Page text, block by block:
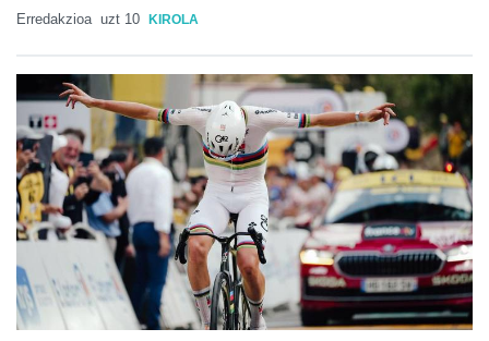
Erredakzioa uzt 10 KIROLA